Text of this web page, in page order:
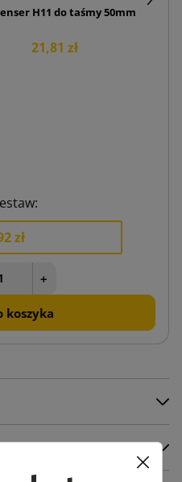
H11 do taśmy 50mm
21,81 zł
zł
+
koszyka